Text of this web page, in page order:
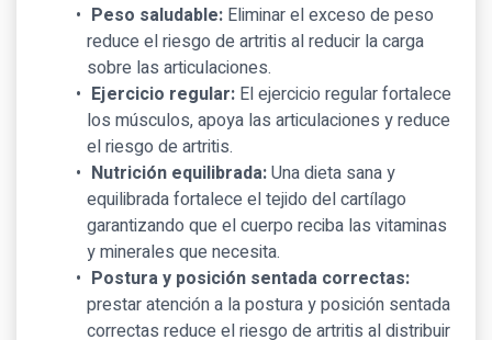
Peso saludable:Eliminar el exceso de peso
reduce el riesgo de artritis al reducir la carga
sobre las articulaciones.
Ejercicio regular:El ejercicio regular fortalece
los músculos, apoya las articulaciones y reduce
el riesgo de artritis.
Nutrición equilibrada:Una dieta sana y
equilibrada fortalece el tejido del cartílago
garantizando que el cuerpo reciba las vitaminas
y minerales que necesita.
Postura y posición sentada correctas:
prestar atención a la postura y posición sentada
correctas reduce el riesgo de artritis al distribuir